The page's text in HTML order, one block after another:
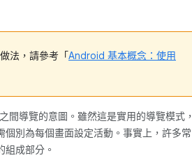
法，請參考「Android 基本概念：使用
間導覽的意圖。雖然這是實用的導覽模式，
別為每個畫面設定活動。事實上，許多常
組成部分。